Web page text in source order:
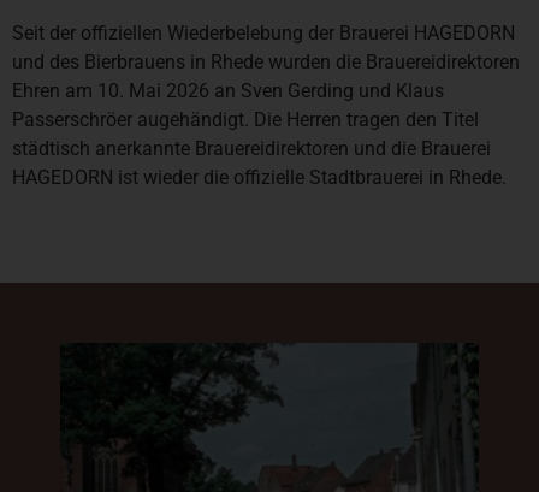
Seit der offiziellen Wiederbelebung der Brauerei HAGEDORN
und des Bierbrauens in Rhede wurden die Brauereidirektoren
Ehren am 10. Mai 2026 an Sven Gerding und Klaus
Passerschröer augehändigt. Die Herren tragen den Titel
städtisch anerkannte Brauereidirektoren und die Brauerei
HAGEDORN ist wieder die offizielle Stadtbrauerei in Rhede.